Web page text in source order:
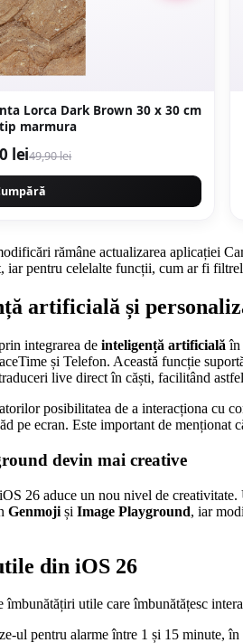
Dark Brown 30 x 30 cm
mata tip marmura
lei49,90 lei
rămâne actualizarea aplicației
iar pentru celelalte funcții, cum ar fi
artificială și
integrarea de inteligență artificială în
și Telefon. Această funcție
live direct în căști, facilitând
posibilitatea de a interacționa cu
pe ecran. Este important de
devin mai creative
26 aduce un nou nivel de
Genmoji și Image Playground, iar
din iOS 26
îmbunătățiri utile care îmbunătățesc
ul pentru alarme între 1 și 15 minute,